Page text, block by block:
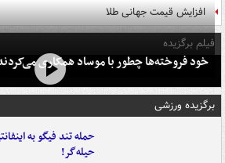
افزایش قیمت جهانی طلا
فیلم برگزیده
خود فروخته‌ها چطور با موساد همکاری
برگزیده ورزشی
حمله تند فیگو به
حیله‌گر!